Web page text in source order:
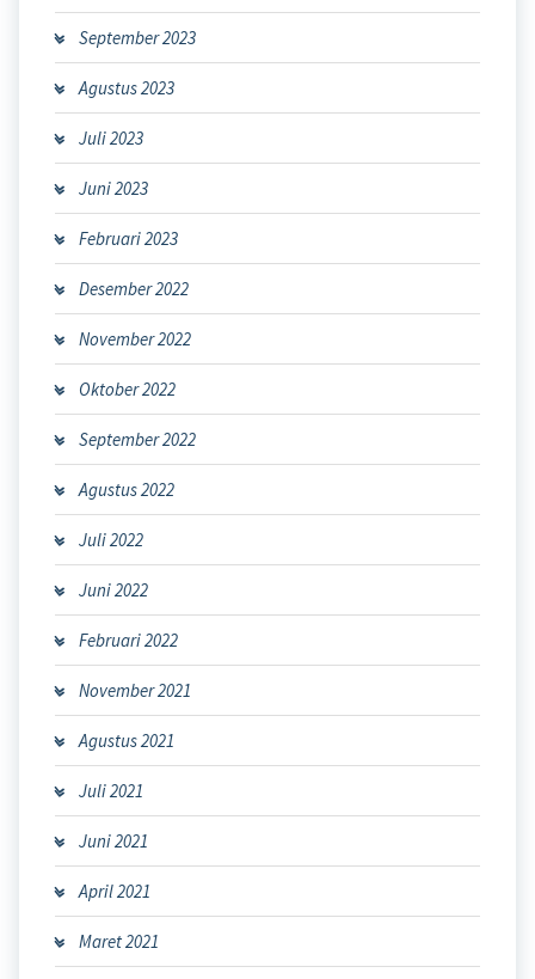
September 2023
Agustus 2023
Juli 2023
Juni 2023
Februari 2023
Desember 2022
November 2022
Oktober 2022
September 2022
Agustus 2022
Juli 2022
Juni 2022
Februari 2022
November 2021
Agustus 2021
Juli 2021
Juni 2021
April 2021
Maret 2021